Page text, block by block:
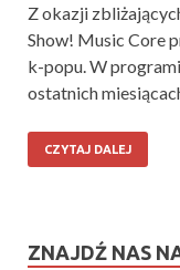
Z okazji
Show! Music Core
k-popu. W
ostatnich
CZYTAJ DALEJ
ZNAJDŹ NAS